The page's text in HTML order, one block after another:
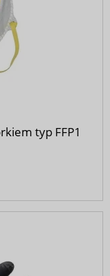
typ FFP1